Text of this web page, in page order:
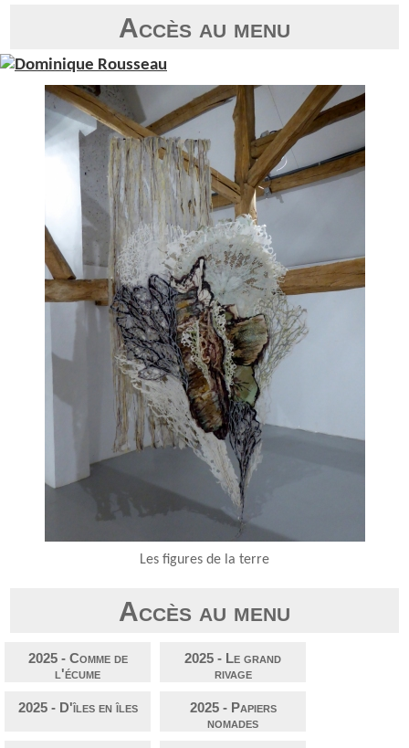
Accès au menu
Les figures de la terre
Accès au menu
2025 - Comme de
l'écume
2025 - Le grand
rivage
2025 - D'îles en îles
2025 - Papiers
nomades